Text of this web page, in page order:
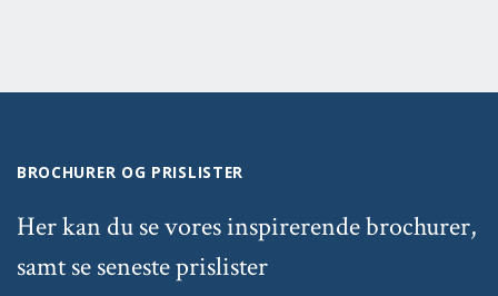
BROCHURER OG PRISLISTER
Her kan du se vores inspirerende brochurer,
samt se seneste prislister